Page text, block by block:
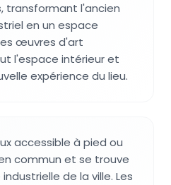
transformant l'ancien
en un espace
œuvres d'art
l'espace intérieur et
expérience du lieu.
accessible à pied ou
commun et se trouve
de la ville. Les